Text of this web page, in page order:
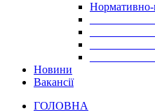
Нормативно-
Новини
Вакансії
ГОЛОВНА